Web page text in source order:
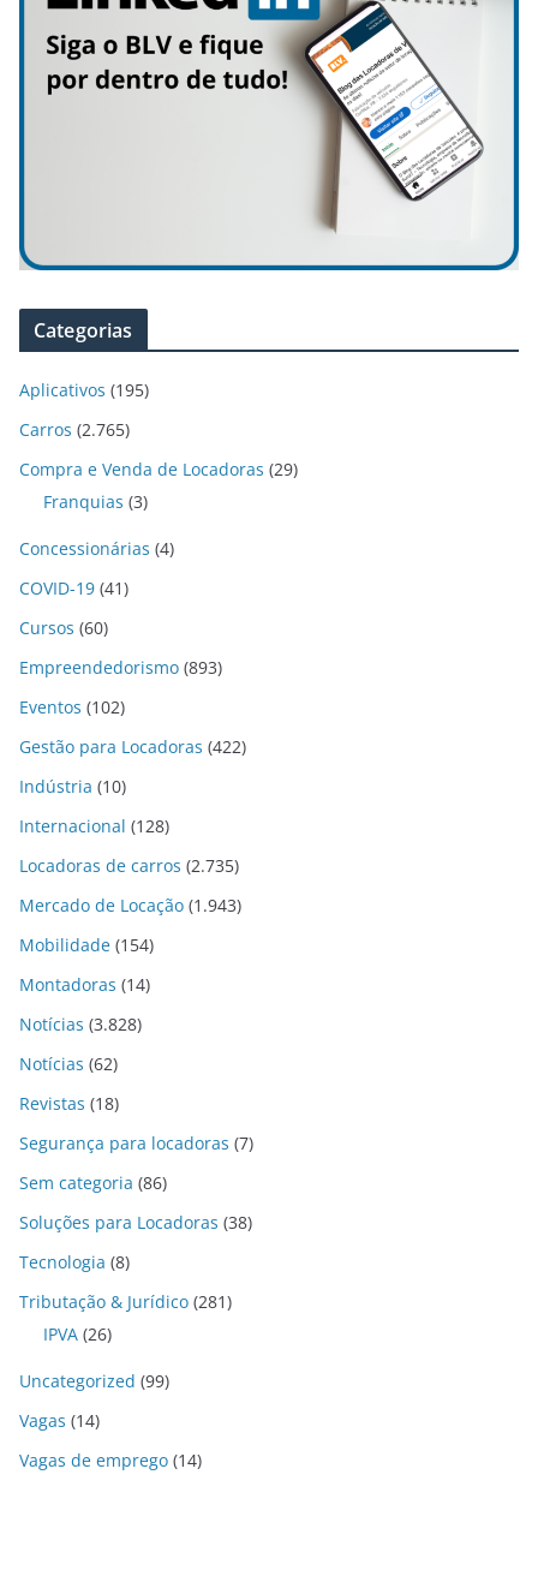
Categorias
Aplicativos (195)
Carros (2.765)
Compra e Venda de Locadoras (29)
Franquias (3)
Concessionárias (4)
COVID-19 (41)
Cursos (60)
Empreendedorismo (893)
Eventos (102)
Gestão para Locadoras (422)
Indústria (10)
Internacional (128)
Locadoras de carros (2.735)
Mercado de Locação (1.943)
Mobilidade (154)
Montadoras (14)
Notícias (3.828)
Notícias (62)
Revistas (18)
Segurança para locadoras (7)
Sem categoria (86)
Soluções para Locadoras (38)
Tecnologia (8)
Tributação & Jurídico (281)
IPVA (26)
Uncategorized (99)
Vagas (14)
Vagas de emprego (14)